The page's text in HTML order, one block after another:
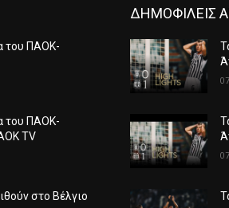
του ΠΑΟΚ-
του ΠΑΟΚ-
TV
στο Βέλγιο
ΔΗΜΟΦΙΛΕΙΣ